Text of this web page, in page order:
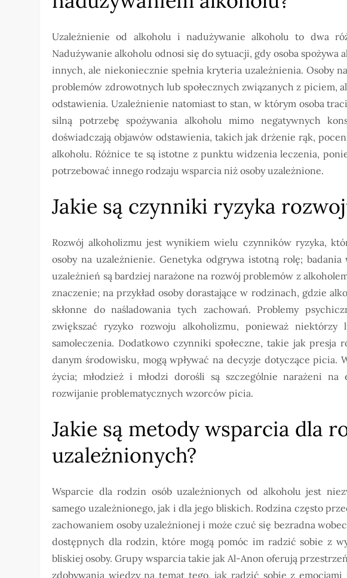
Uzależnienie od alkoholu i nadużywanie alkoholu to dwa
Nadużywanie alkoholu odnosi się do sytuacji, gdy osoba spożywa
innych, ale niekoniecznie spełnia kryteria uzależnienia. Osoby
problemów zdrowotnych lub społecznych związanych z piciem,
odstawienia. Uzależnienie natomiast to stan, w którym osoba
silną potrzebę spożywania alkoholu mimo negatywnych
doświadczają objawów odstawienia, takich jak drżenie rąk,
alkoholu. Różnice te są istotne z punktu widzenia leczenia,
potrzebować innego rodzaju wsparcia niż osoby uzależnione.
Jakie są czynniki ryzyka
Rozwój alkoholizmu jest wynikiem wielu czynników ryzyka,
osoby na uzależnienie. Genetyka odgrywa istotną rolę;
uzależnień są bardziej narażone na rozwój problemów z
znaczenie; na przykład osoby dorastające w rodzinach, gdzie
skłonne do naśladowania tych zachowań. Problemy
zwiększać ryzyko rozwoju alkoholizmu, ponieważ
samoleczenia. Dodatkowo czynniki społeczne, takie jak presja
danym środowisku, mogą wpływać na decyzje dotyczące
życia; młodzież i młodzi dorośli są szczególnie narażeni na
rozwijanie problematycznych wzorców picia.
Jakie są metody wsparcia dla
uzależnionych?
Wsparcie dla rodzin osób uzależnionych od alkoholu jest
samego uzależnionego, jak i dla jego bliskich. Rodzina często
zachowaniem osoby uzależnionej i może czuć się bezradna
dostępnych dla rodzin, które mogą pomóc im radzić sobie z
bliskiej osoby. Grupy wsparcia takie jak Al-Anon oferują
zdobywania wiedzy na temat tego, jak radzić sobie z